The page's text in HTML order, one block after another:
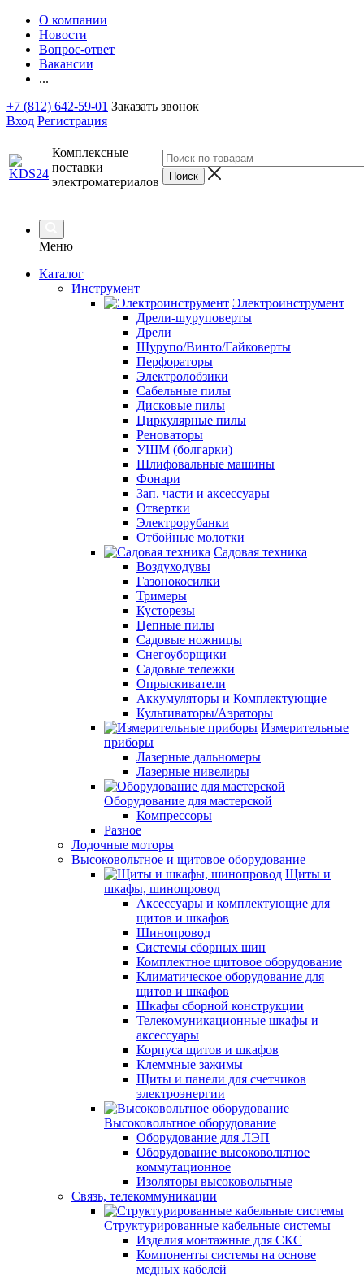
О компании
Новости
Вопрос-ответ
Вакансии
...
+7 (812) 642-59-01 Заказать звонок
Вход Регистрация
Комплексные
поставки
электроматериалов
Меню
Каталог
Инструмент
Электроинструмент
Дрели-шуруповерты
Дрели
Шурупо/Винто/Гайковерты
Перфораторы
Электролобзики
Сабельные пилы
Дисковые пилы
Циркулярные пилы
Реноваторы
УШМ (болгарки)
Шлифовальные машины
Фонари
Зап. части и аксессуары
Отвертки
Электрорубанки
Отбойные молотки
Садовая техника
Воздуходувы
Газонокосилки
Тримеры
Кусторезы
Цепные пилы
Садовые ножницы
Снегоуборщики
Садовые тележки
Опрыскиватели
Аккумуляторы и Комплектующие
Культиваторы/Аэраторы
Измерительные
приборы
Лазерные дальномеры
Лазерные нивелиры
Оборудование для мастерской
Компрессоры
Разное
Лодочные моторы
Высоковольтное и щитовое оборудование
Щиты и
шкафы, шинопровод
Аксессуары и комплектующие для
щитов и шкафов
Шинопровод
Системы сборных шин
Комплектное щитовое оборудование
Климатическое оборудование для
щитов и шкафов
Шкафы сборной конструкции
Телекомуникационные шкафы и
аксессуары
Корпуса щитов и шкафов
Клеммные зажимы
Щиты и панели для счетчиков
электроэнергии
Высоковольтное оборудование
Оборудование для ЛЭП
Оборудование высоковольтное
коммутационное
Изоляторы высоковольтные
Связь, телекоммуникации
Структурированные кабельные системы
Изделия монтажные для СКС
Компоненты системы на основе
медных кабелей